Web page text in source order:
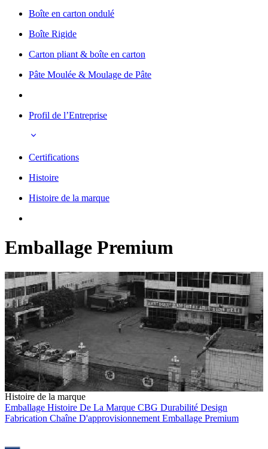
Boîte en carton ondulé
Boîte Rigide
Carton pliant & boîte en carton
Pâte Moulée & Moulage de Pâte
Profil de l’Entreprise
Certifications
Histoire
Histoire de la marque
Emballage Premium
Histoire de la marque
Emballage Histoire De La Marque CBG Durabilité Design
Fabrication Chaîne D'approvisionnement Emballage Premium